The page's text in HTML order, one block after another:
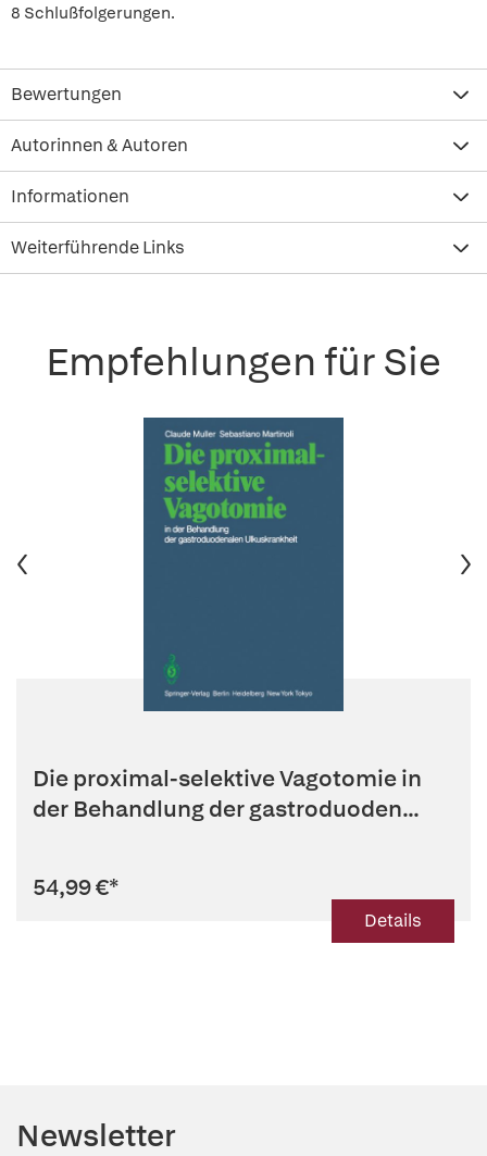
8 Schlußfolgerungen.
Bewertungen
Autorinnen & Autoren
Informationen
Weiterführende Links
Empfehlungen für Sie
Die proximal-selektive Vagotomie in
der Behandlung der gastroduoden...
54,99 €*
Details
Newsletter